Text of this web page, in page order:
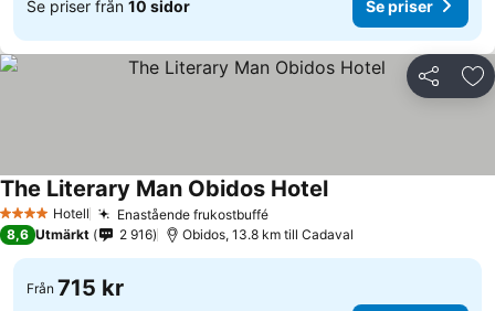
Se priser från 10 sidor Se priser
Dela
4 StjärnorHotell Enastående frukostbuffé
The Literary Man Obidos Hotel
8,6 Utmärkt 2 916 Obidos, 13.8 km till Cadaval
Från 715 kr